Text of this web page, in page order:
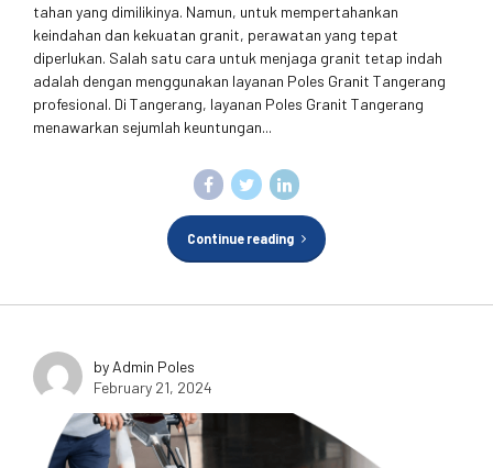
tahan yang dimilikinya. Namun, untuk mempertahankan
keindahan dan kekuatan granit, perawatan yang tepat
diperlukan. Salah satu cara untuk menjaga granit tetap indah
adalah dengan menggunakan layanan Poles Granit Tangerang
profesional. Di Tangerang, layanan Poles Granit Tangerang
menawarkan sejumlah keuntungan...
Continue reading
by Admin Poles
February 21, 2024